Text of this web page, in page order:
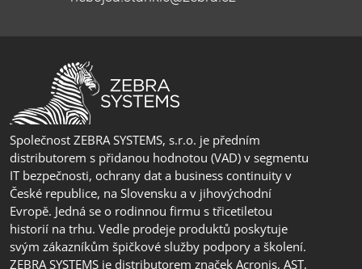
Společnost ZEBRA SYSTEMS, s.r.o. je předním
distributorem s přidanou hodnotou (VAD) v segmentu
IT bezpečnosti, ochrany dat a business continuity v
České republice, na Slovensku a v jihovýchodní
Evropě. Jedná se o rodinnou firmu s třicetiletou
historií na trhu. Vedle prodeje produktů poskytuje
svým zákazníkům špičkové služby podpory a školení.
ZEBRA SYSTEMS je distributorem značek Acronis, AST,